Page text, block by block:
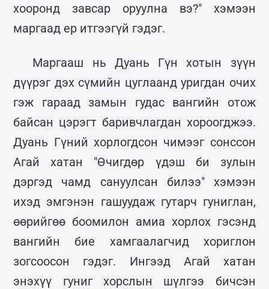
хооронд завсар оруулна вэ?" хэмээн
маргаад ер итгээгүй гэдэг.
Маргааш нь Дуань Гүн хотын зүүн
дүүрэг дэх сүмийн цуглаанд уригдан очих
гэж гараад замын гудас вангийн отож
байсан цэрэгт баривчлагдан хороогджээ.
Дуань Гүний хорлогдсон чимээг сонссон
Агай хатан "Өчигдөр үдэш би зулын
дэргэд чамд сануулсан билээ" хэмээн
ихэд эмгэнэн гашуудаж гутарч гуниглан,
өөрийгөө боомилон амиа хорлох гэсэнд
вангийн бие хамгаалагчид хориглон
зогсоосон гэдэг. Ингээд Агай хатан
энэхүү гуниг хорслын шүлгээ бичсэн